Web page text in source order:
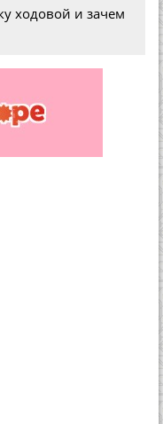
ходовой и зачем